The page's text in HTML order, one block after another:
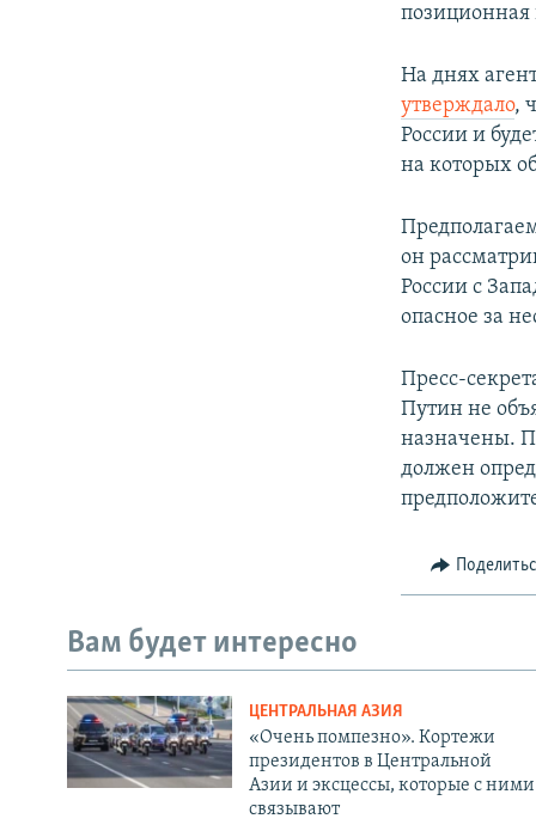
позиционная
На днях
утверждало,
России и
на которых
он
России с
опасное за
Пресс-
Путин не
назначены.
должен
Вам будет интересно
ЦЕНТРАЛЬНАЯ АЗИЯ
«Очень помпезно». Кортежи
президентов в Центральной
Азии и эксцессы, которые с ними
связывают